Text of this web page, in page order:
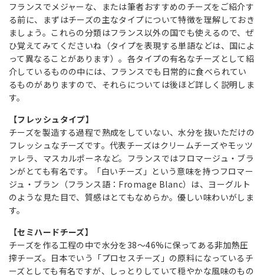
フランスでメジャーな、または筆者おすすめのチーズをご紹介す
る前に、まずはチーズの主なタイプについて特徴を理解しておき
ましょう。これらの分類はフランス以外の国でも使えるので、ぜ
ひ覚えてみてくださいね（タイプを表現する単語などは、国によ
って異なることがあります）。各タイプの有名なチーズとして紹
介しているものの中には、フランスでも日常的に食べられてい
るものがありますので、それらについては後ほど詳しく説明しま
す。
【フレッシュタイプ】
チーズを製造する過程で熟成をしていない、水分を抜いただけの
フレッシュなチーズです。代表チーズはクリームチーズやモッツ
ァレラ、マスカルポーネなど。フランスではフロマージュ・ブラ
ンがとても有名です。「白いチーズ」という意味を持つフロマー
ジュ・ブラン（フランス語：Fromage Blanc）は、ヨーグルト
のような見た目で、質感はとてもなめらか。優しい味わいがしま
す。
【セミハードチーズ】
チーズを作る工程の中で水分を38～46%に保ってある非加熱圧
搾チーズ。日本でいう「プロセスチーズ」の原料になっているチ
ーズとしても有名ですが、しっとりしていて穏やかな風味のもの